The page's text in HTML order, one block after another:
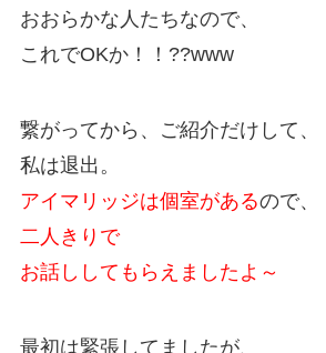
おおらかな人たちなので、
これでOKか！！??www
繋がってから、ご紹介だけして、
私は退出。
アイマリッジは個室があるので、
二人きりで
お話ししてもらえましたよ～
最初は緊張してましたが、